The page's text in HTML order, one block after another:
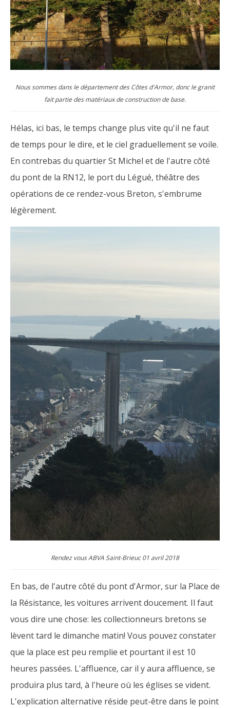
Nous sommes dans le département des Côtes d'Armor, donc le granit
fait partie des matériaux de construction de base.
Hélas, ici bas, le temps change plus vite qu'il ne faut
de temps pour le dire, et le ciel graduellement se voile.
En contrebas du quartier St Michel et de l'autre côté
du pont de la RN12, le port du Légué, théâtre des
opérations de ce rendez-vous Breton, s'embrume
légèrement.
Rendez vous ABVA Saint-Brieuc 01 avril 2018
En bas, de l'autre côté du pont d'Armor, sur la Place de
la Résistance, les voitures arrivent doucement. Il faut
vous dire une chose: les collectionneurs bretons se
lèvent tard le dimanche matin! Vous pouvez constater
que la place est peu remplie et pourtant il est 10
heures passées. L'affluence, car il y aura affluence, se
produira plus tard, à l'heure où les églises se vident.
L'explication alternative réside peut-être dans le point